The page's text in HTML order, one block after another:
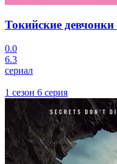
Токийские девчонки
0.0
6.3
сериал
1 сезон 6 серия